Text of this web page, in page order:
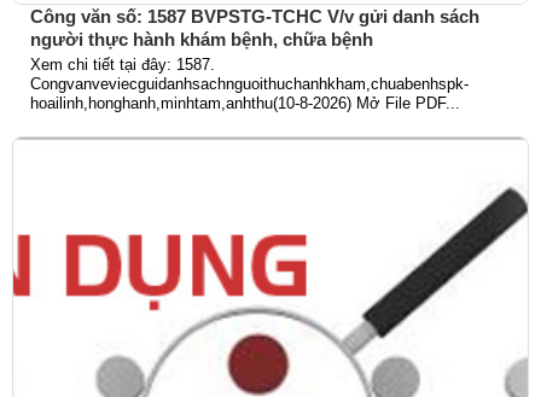
Công văn số: 1587 BVPSTG-TCHC V/v gửi danh sách
người thực hành khám bệnh, chữa bệnh
Xem chi tiết tại đây: 1587.
Congvanveviecguidanhsachnguoithuchanhkham,chuabenhspk-
hoailinh,honghanh,minhtam,anhthu(10-8-2026) Mở File PDF...